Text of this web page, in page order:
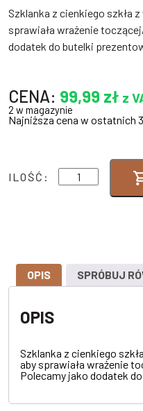
Szklanka z cienkiego szkła
sprawiała wrażenie
dodatek do butelki
CENA: 99,99 zł z
2 w magazynie
Najniższa cena w ostatnich
ILOŚĆ:
ilość
SZKLANKA
OPIS SPRÓBUJ
OPIS
Szklanka z cienkiego
aby sprawiała wrażenie
Polecamy jako dodatek